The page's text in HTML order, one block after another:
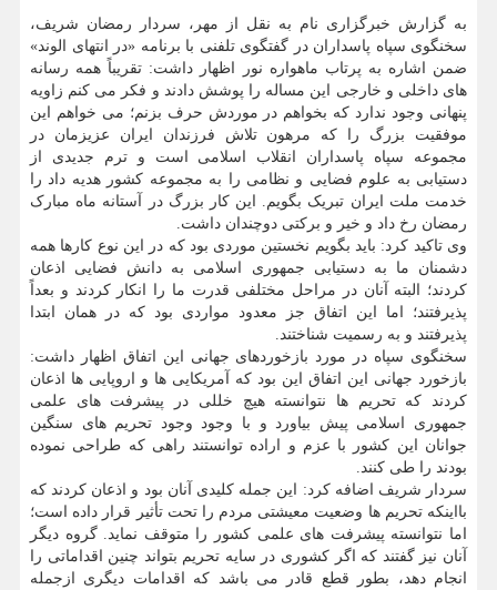
به گزارش خبرگزاری نام به نقل از مهر، سردار رمضان شریف،
سخنگوی سپاه پاسداران در گفتگوی تلفنی با برنامه «در انتهای الوند»
ضمن اشاره به پرتاب ماهواره نور اظهار داشت: تقریباً همه رسانه
های داخلی و خارجی این مساله را پوشش دادند و فکر می کنم زاویه
پنهانی وجود ندارد که بخواهم در موردش حرف بزنم؛ می خواهم این
موفقیت بزرگ را که مرهون تلاش فرزندان ایران عزیزمان در
مجموعه سپاه پاسداران انقلاب اسلامی است و ترم جدیدی از
دستیابی به علوم فضایی و نظامی را به مجموعه کشور هدیه داد را
خدمت ملت ایران تبریک بگویم. این کار بزرگ در آستانه ماه مبارک
رمضان رخ داد و خیر و برکتی دوچندان داشت.
وی تاکید کرد: باید بگویم نخستین موردی بود که در این نوع کارها همه
دشمنان ما به دستیابی جمهوری اسلامی به دانش فضایی اذعان
کردند؛ البته آنان در مراحل مختلفی قدرت ما را انکار کردند و بعداً
پذیرفتند؛ اما این اتفاق جز معدود مواردی بود که در همان ابتدا
پذیرفتند و به رسمیت شناختند.
سخنگوی سپاه در مورد بازخوردهای جهانی این اتفاق اظهار داشت:
بازخورد جهانی این اتفاق این بود که آمریکایی ها و اروپایی ها اذعان
کردند که تحریم ها نتوانسته هیچ خللی در پیشرفت های علمی
جمهوری اسلامی پیش بیاورد و با وجود وجود تحریم های سنگین
جوانان این کشور با عزم و اراده توانستند راهی که طراحی نموده
بودند را طی کنند.
سردار شریف اضافه کرد: این جمله کلیدی آنان بود و اذعان کردند که
بااینکه تحریم ها وضعیت معیشتی مردم را تحت تأثیر قرار داده است؛
اما نتوانسته پیشرفت های علمی کشور را متوقف نماید. گروه دیگر
آنان نیز گفتند که اگر کشوری در سایه تحریم بتواند چنین اقداماتی را
انجام دهد، بطور قطع قادر می باشد که اقدامات دیگری ازجمله